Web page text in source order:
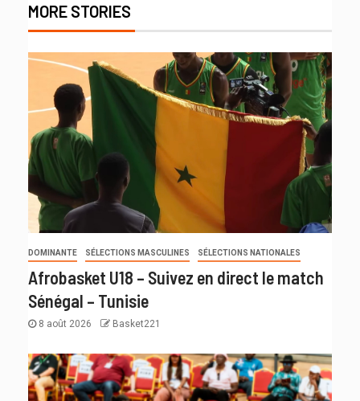
MORE STORIES
DOMINANTE SÉLECTIONS MASCULINES SÉLECTIONS NATIONALES
Afrobasket U18 – Suivez en direct le match
Sénégal – Tunisie
8 août 2026 Basket221